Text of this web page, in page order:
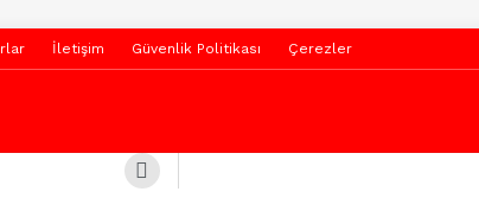
İletişim Güvenlik Politikası Çerezler